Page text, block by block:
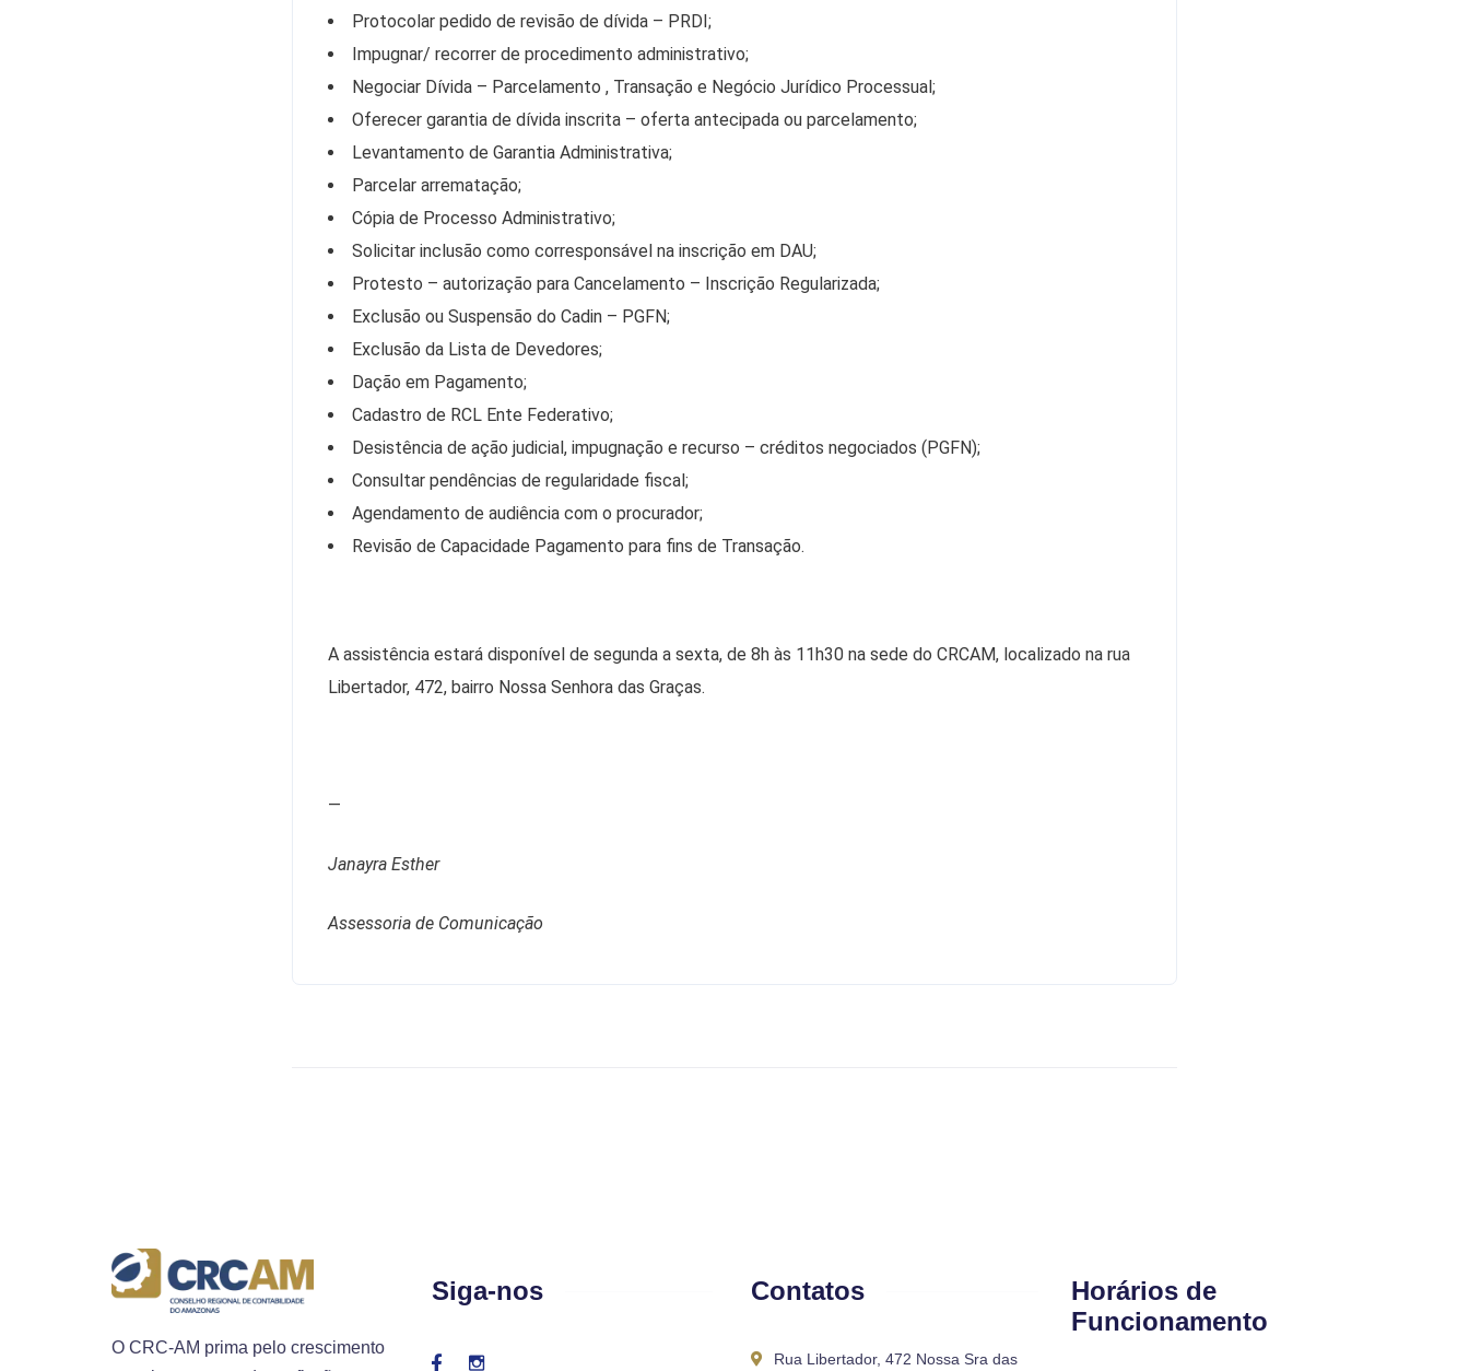
Protocolar pedido de revisão de dívida – PRDI;
Impugnar/ recorrer de procedimento administrativo;
Negociar Dívida – Parcelamento , Transação e Negócio Jurídico Processual;
Oferecer garantia de dívida inscrita – oferta antecipada ou parcelamento;
Levantamento de Garantia Administrativa;
Parcelar arrematação;
Cópia de Processo Administrativo;
Solicitar inclusão como corresponsável na inscrição em DAU;
Protesto – autorização para Cancelamento – Inscrição Regularizada;
Exclusão ou Suspensão do Cadin – PGFN;
Exclusão da Lista de Devedores;
Dação em Pagamento;
Cadastro de RCL Ente Federativo;
Desistência de ação judicial, impugnação e recurso – créditos negociados (PGFN);
Consultar pendências de regularidade fiscal;
Agendamento de audiência com o procurador;
Revisão de Capacidade Pagamento para fins de Transação.
A assistência estará disponível de segunda a sexta, de 8h às 11h30 na sede do CRCAM, localizado na rua
Libertador, 472, bairro Nossa Senhora das Graças.
—
Janayra Esther
Assessoria de Comunicação
O CRC-AM prima pelo crescimento
Siga-nos Contatos
Rua Libertador, 472 Nossa Sra das
Horários de
Funcionamento